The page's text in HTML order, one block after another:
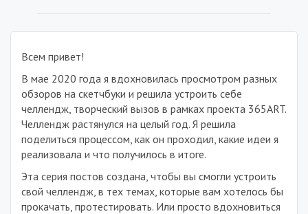
Всем привет!
В мае 2020 года я вдохновилась просмотром разных
обзоров на скетчбуки и решила устроить себе
челлендж, творческий вызов в рамках проекта 365ART.
Челлендж растянулся на целый год. Я решила
поделиться процессом, как он проходил, какие идеи я
реализовала и что получилось в итоге.
Эта серия постов создана, чтобы вы смогли устроить
свой челлендж, в тех темах, которые вам хотелось бы
прокачать, протестировать. Или просто вдохновиться